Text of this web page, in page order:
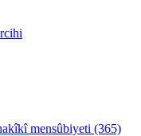
mensûbiyeti (365)